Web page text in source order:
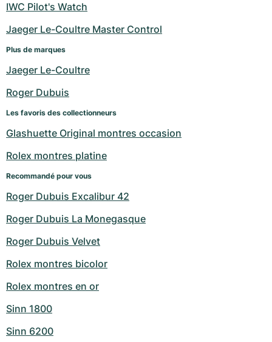
IWC Pilot's Watch
Jaeger Le-Coultre Master Control
Plus de marques
Jaeger Le-Coultre
Roger Dubuis
Les favoris des collectionneurs
Glashuette Original montres occasion
Rolex montres platine
Recommandé pour vous
Roger Dubuis Excalibur 42
Roger Dubuis La Monegasque
Roger Dubuis Velvet
Rolex montres bicolor
Rolex montres en or
Sinn 1800
Sinn 6200